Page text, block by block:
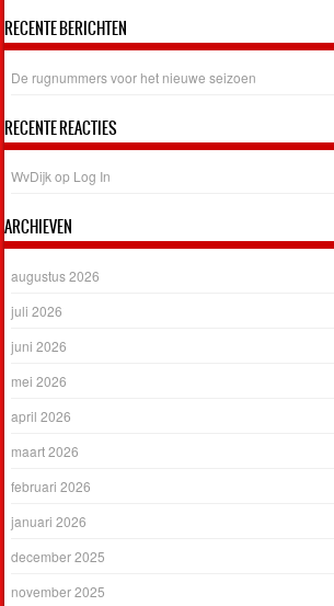
RECENTE BERICHTEN
De rugnummers voor het nieuwe seizoen
RECENTE REACTIES
WvDijk op Log In
ARCHIEVEN
augustus 2026
juli 2026
juni 2026
mei 2026
april 2026
maart 2026
februari 2026
januari 2026
december 2025
november 2025